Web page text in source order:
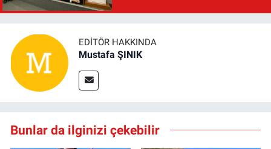
EDITÖR HAKKINDA
Mustafa ŞINIK
Bunlar da ilginizi çekebilir